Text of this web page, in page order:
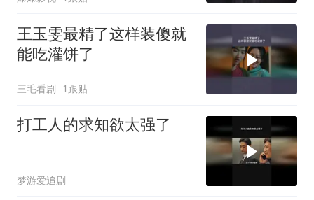
王玉雯最精了这样装傻就
能吃灌饼了
三毛看剧 1跟贴
打工人的求知欲太强了
梦游爱追剧